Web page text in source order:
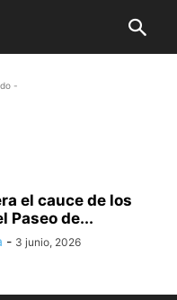
-
el cauce de los
Paseo de...
- 3 junio, 2026